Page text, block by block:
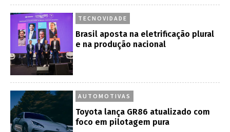
TECNOVIDADE
Brasil aposta na eletrificação plural
e na produção nacional
AUTOMOTIVAS
Toyota lança GR86 atualizado com
foco em pilotagem pura